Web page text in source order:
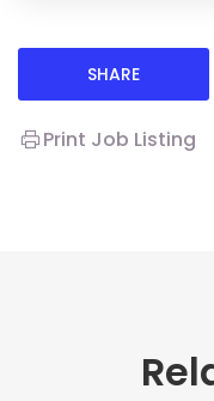
SHARE
Print Job Listing